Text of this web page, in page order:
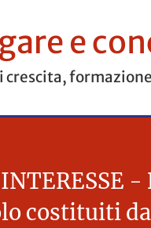
e
costituiti